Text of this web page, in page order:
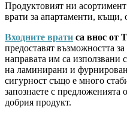
Продуктовият ни
врати за апартаменти,
Входните врати са внос от
предоставят възможността
направата им са използвани
на ламинирани и
сигурност също е много
запознаете с предложенията
добрия продукт.